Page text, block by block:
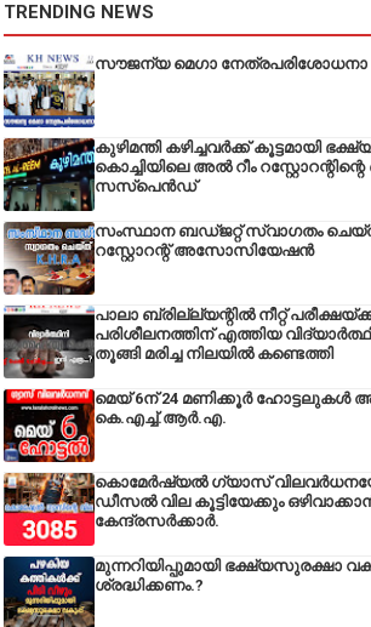
TRENDING NEWS
സൗജന്യ മെഗാ നേത്രപരിശോധനാ
കുഴിമന്തി കഴിച്ചവർക്ക് കൂട്ടമായി
കൊച്ചിയിലെ അൽ റീം
സസ്പെൻഡ്
സംസ്ഥാന ബഡ്‌ജറ്റ് സ്വാഗതം
റസ്റ്റോറന്റ് അസോസിയേഷൻ
പാലാ ബ്രില്ല്യന്റിൽ നീറ്റ്
പരിശീലനത്തിന് എത്തിയ
തൂങ്ങി മരിച്ച നിലയിൽ കണ്ടെത്തി
മെയ് 6ന് 24 മണിക്കൂർ ഹോട്ടലുകൾ
കെ.എച്ച്.ആർ.എ.
കൊമേർഷ്യൽ ഗ്യാസ്
ഡീസല്‍ വില കൂട്ടിയേക്കും
കേന്ദ്രസര്‍ക്കാര്‍.
മുന്നറിയിപ്പുമായി ഭക്ഷ്യസുരക്ഷാ
ശ്രദ്ധിക്കണം.?